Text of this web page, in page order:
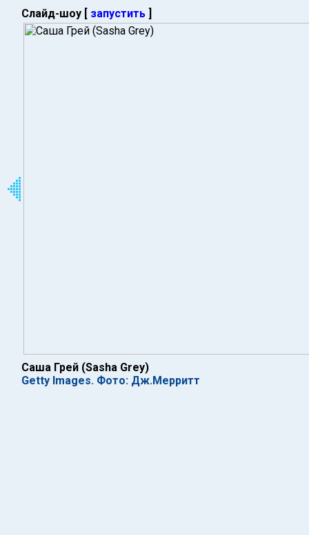
Слайд-шоу [ запустить ]
Саша Грей (Sasha Grey)
Getty Images. Фото: Дж.Мерритт